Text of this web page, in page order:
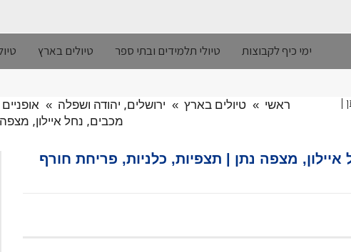
ימי כיף לקבוצות טיולי תלמידים ובתי ספר טיולים בארץ
|
ראשי » טיולים בארץ » ירושלים, יהודה ושפלה »
מכבים, נחל איילון,
איילון, מצפה נתן | תצפיות, כלניות, פריחת חורף